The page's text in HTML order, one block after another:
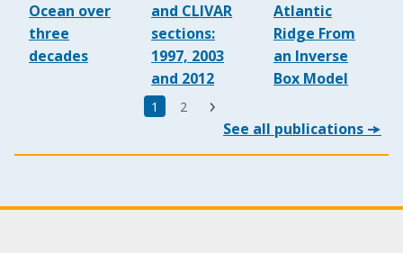
Ocean over
three
decades
and CLIVAR
sections:
1997, 2003
and 2012
Atlantic
Ridge From
an Inverse
Box Model
Página
1 Page
2
página página
See all publications